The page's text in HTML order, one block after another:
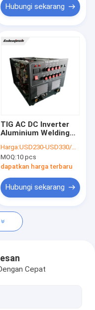
Hubungi sekarang
TIG AC DC Inverter
Aluminium Welding
Remote Foot Control
Harga:USD230-USD330/PC
MOQ:10 pcs
dapatkan harga terbaru
Hubungi sekarang
Cepat